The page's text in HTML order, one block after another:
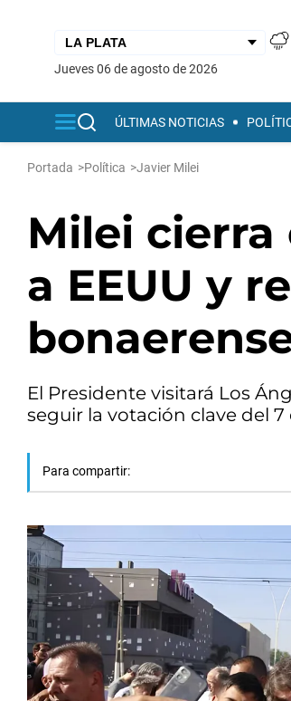
jueves 06 de agosto de 2026
ÚLTIMAS NOTICIAS
Portada >Política >Javier Milei
Milei cierra
a EEUU y
El Presidente visitará Los
seguir la votación clave del
Para compartir: